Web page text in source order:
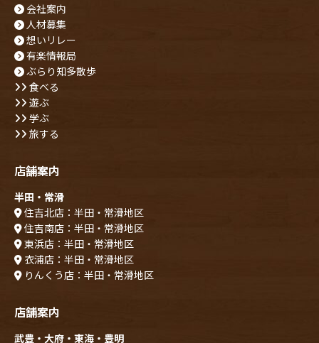
会社案内
人材募集
想いリレー
有楽情報局
ぶらり知多散歩
食べる
遊ぶ
学ぶ
旅する
店舗案内
半田・常滑
住吉北店：半田・常滑地区
住吉南店：半田・常滑地区
東浜店：半田・常滑地区
衣浦店：半田・常滑地区
りんくう店：半田・常滑地区
店舗案内
武豊・大府・東海・豊明